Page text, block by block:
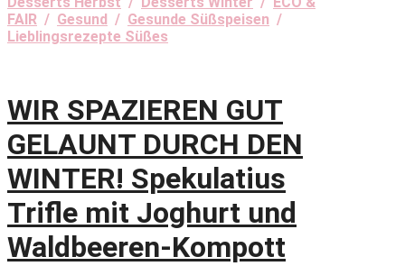
FAIR / Gesund / Gesunde Süßspeisen /
Lieblingsrezepte Süßes
WIR SPAZIEREN GUT
GELAUNT DURCH DEN
WINTER! Spekulatius
Trifle mit Joghurt und
Waldbeeren-Kompott